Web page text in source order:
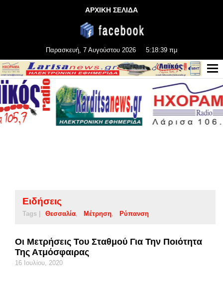
ΑΡΧΙΚΗ ΣΕΛΙΔΑ
Παρασκευή, 7 Αυγούστου 2026 5:18:39 πμ
Ειδήσεις
Tags | Θεσσαλία Μέτρηση Ρύπανση
Οι Μετρήσεις Του Σταθμού Για Την Ποιότητα
Της Ατμόσφαιρας
16 Ιουλίου, 2020